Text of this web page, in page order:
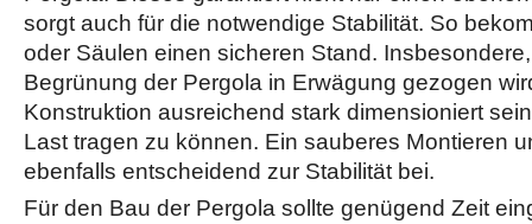
sorgt auch für die notwendige Stabilität. So
oder Säulen einen sicheren Stand.
Begrünung der Pergola in Erwägung gezogen
Konstruktion ausreichend stark dimensioniert
Last tragen zu können. Ein sauberes Montieren
ebenfalls entscheidend zur Stabilität bei.
Für den Bau der Pergola sollte genügend Zeit